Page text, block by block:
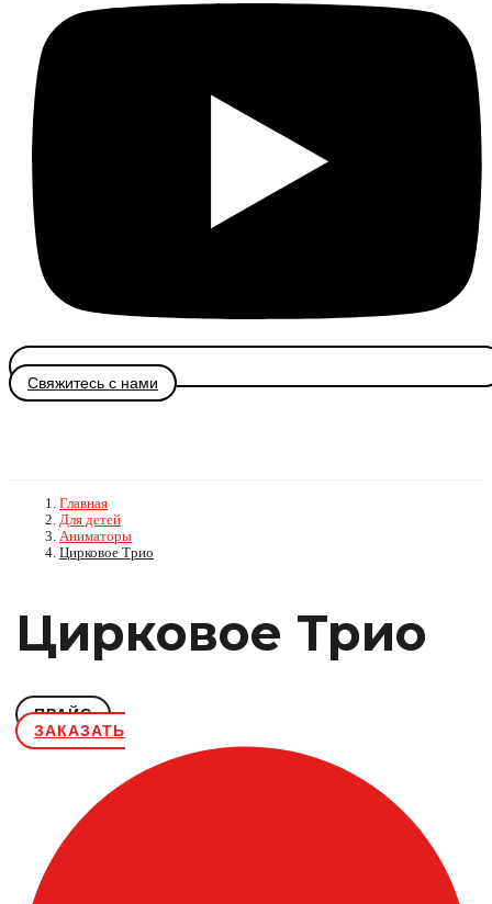
Свяжитесь с нами
Главная
Для детей
Аниматоры
Цирковое Трио
Цирковое Трио
ПРАЙС
ЗАКАЗАТЬ